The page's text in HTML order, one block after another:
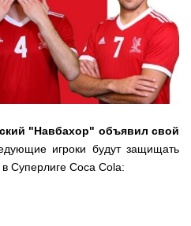
"Навбахор" объявил свой
игроки будут защищать
Суперлиге Coca Cola: